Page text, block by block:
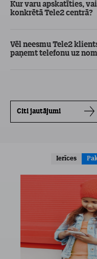
Kur varu apskatīties,
konkrētā Tele2 centrā?
Vēl neesmu Tele2
paņemt telefonu uz
Citi jautājumi
Ierīces